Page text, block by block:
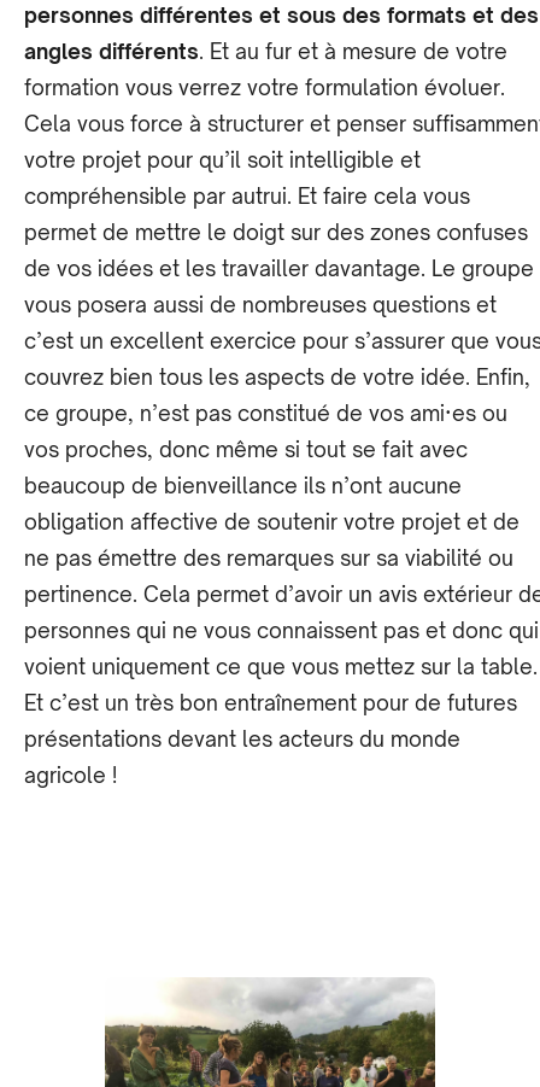
personnes différentes et sous des formats et des
angles différents. Et au fur et à mesure de votre
formation vous verrez votre formulation évoluer.
Cela vous force à structurer et penser
votre projet pour qu’il soit intelligible et
compréhensible par autrui. Et faire cela vous
permet de mettre le doigt sur des zones confuses
de vos idées et les travailler davantage. Le groupe
vous posera aussi de nombreuses questions et
c’est un excellent exercice pour s’assurer que
couvrez bien tous les aspects de votre idée. Enfin,
ce groupe, n’est pas constitué de vos ami·es ou
vos proches, donc même si tout se fait avec
beaucoup de bienveillance ils n’ont aucune
obligation affective de soutenir votre projet et de
ne pas émettre des remarques sur sa viabilité ou
pertinence. Cela permet d’avoir un avis extérieur
personnes qui ne vous connaissent pas et donc qui
voient uniquement ce que vous mettez sur la table.
Et c’est un très bon entraînement pour de futures
présentations devant les acteurs du monde
agricole !